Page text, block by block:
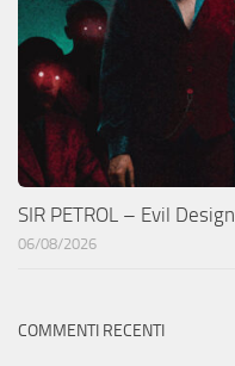
SIR PETROL – Evil Design
06/08/2026
COMMENTI RECENTI